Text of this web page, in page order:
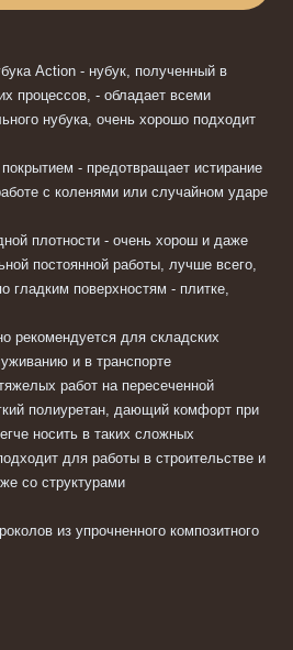
Action - нубук, полученный в
процессов, - обладает всеми
нубука, очень хорошо подходит
- предотвращает истирание
с коленями или случайном ударе
плотности - очень хорош и даже
постоянной работы, лучше всего,
гладким поверхностям - плитке,
рекомендуется для складских
и в транспорте
работ на пересеченной
полиуретан, дающий комфорт при
носить в таких сложных
для работы в строительстве и
со структурами
из упрочненного композитного